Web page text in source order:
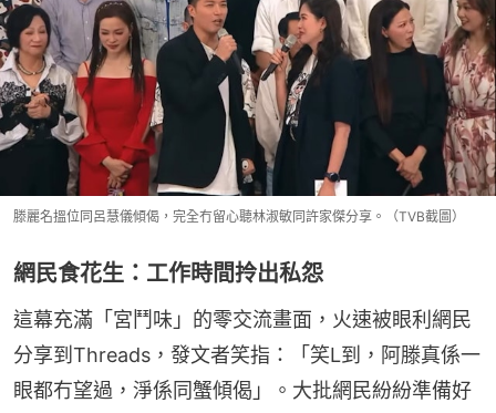
滕麗名搵位同呂慧儀傾偈，完全冇留心聽林淑敏同許家傑分享。（TVB截圖）
網民食花生：工作時間拎出私怨
這幕充滿「宮鬥味」的零交流畫面，火速被眼利網民
分享到Threads，發文者笑指：「笑L到，阿滕真係一
眼都冇望過，淨係同蟹傾偈」。大批網民紛紛準備好